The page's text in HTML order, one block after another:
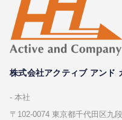
株式会社アクティブ アンド
本社
〒102-0074 東京都千代⽥区九